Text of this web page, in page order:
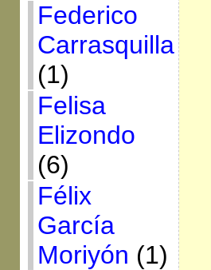
Federico
Carrasquilla
(1)
Felisa
Elizondo
(6)
Félix
García
Moriyón (1)